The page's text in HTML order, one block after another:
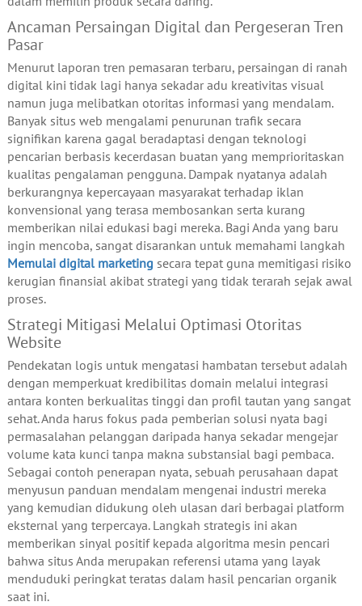
Ancaman Persaingan Digital dan Pergeseran Tren
Pasar
Menurut laporan tren pemasaran terbaru, persaingan di ranah
digital kini tidak lagi hanya sekadar adu kreativitas visual
namun juga melibatkan otoritas informasi yang mendalam.
Banyak situs web mengalami penurunan trafik secara
signifikan karena gagal beradaptasi dengan teknologi
pencarian berbasis kecerdasan buatan yang memprioritaskan
kualitas pengalaman pengguna. Dampak nyatanya adalah
berkurangnya kepercayaan masyarakat terhadap iklan
konvensional yang terasa membosankan serta kurang
memberikan nilai edukasi bagi mereka. Bagi Anda yang baru
ingin mencoba, sangat disarankan untuk memahami langkah
Memulai digital marketing secara tepat guna memitigasi risiko
kerugian finansial akibat strategi yang tidak terarah sejak awal
proses.
Strategi Mitigasi Melalui Optimasi Otoritas
Website
Pendekatan logis untuk mengatasi hambatan tersebut adalah
dengan memperkuat kredibilitas domain melalui integrasi
antara konten berkualitas tinggi dan profil tautan yang sangat
sehat. Anda harus fokus pada pemberian solusi nyata bagi
permasalahan pelanggan daripada hanya sekadar mengejar
volume kata kunci tanpa makna substansial bagi pembaca.
Sebagai contoh penerapan nyata, sebuah perusahaan dapat
menyusun panduan mendalam mengenai industri mereka
yang kemudian didukung oleh ulasan dari berbagai platform
eksternal yang terpercaya. Langkah strategis ini akan
memberikan sinyal positif kepada algoritma mesin pencari
bahwa situs Anda merupakan referensi utama yang layak
menduduki peringkat teratas dalam hasil pencarian organik
saat ini.